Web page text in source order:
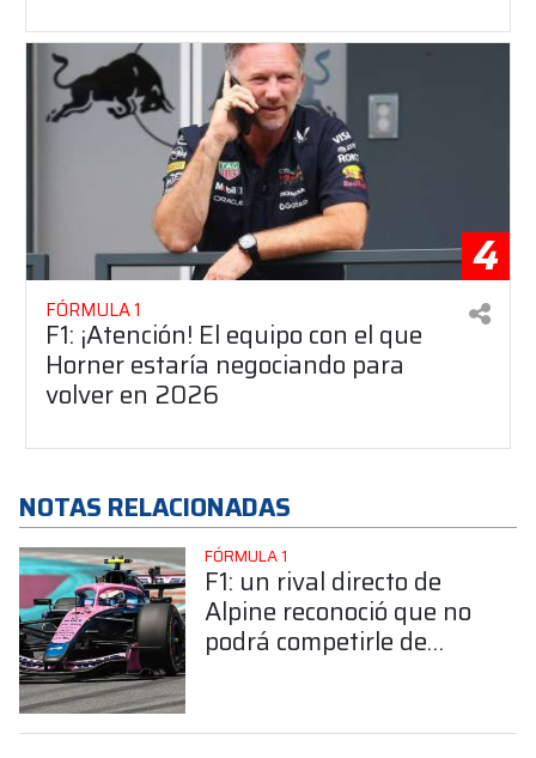
4
FÓRMULA 1
F1: ¡Atención! El equipo con el que
Horner estaría negociando para
volver en 2026
NOTAS RELACIONADAS
FÓRMULA 1
F1: un rival directo de
Alpine reconoció que no
podrá competirle de